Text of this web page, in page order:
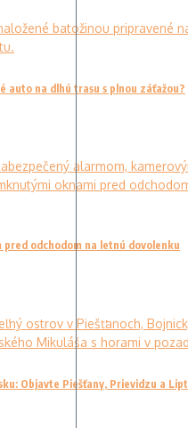
auto na dlhú trasu s plnou záťažou?
pred odchodom na letnú dovolenku
Objavte Piešťany, Prievidzu a